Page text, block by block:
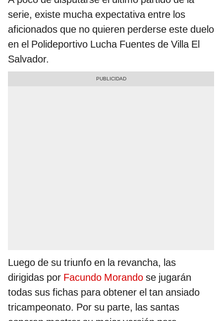
serie, existe mucha expectativa entre los
aficionados que no quieren perderse este duelo
en el Polideportivo Lucha Fuentes de Villa El
Salvador.
Luego de su triunfo en la revancha, las
dirigidas por Facundo Morando se jugarán
todas sus fichas para obtener el tan ansiado
tricampeonato. Por su parte, las santas